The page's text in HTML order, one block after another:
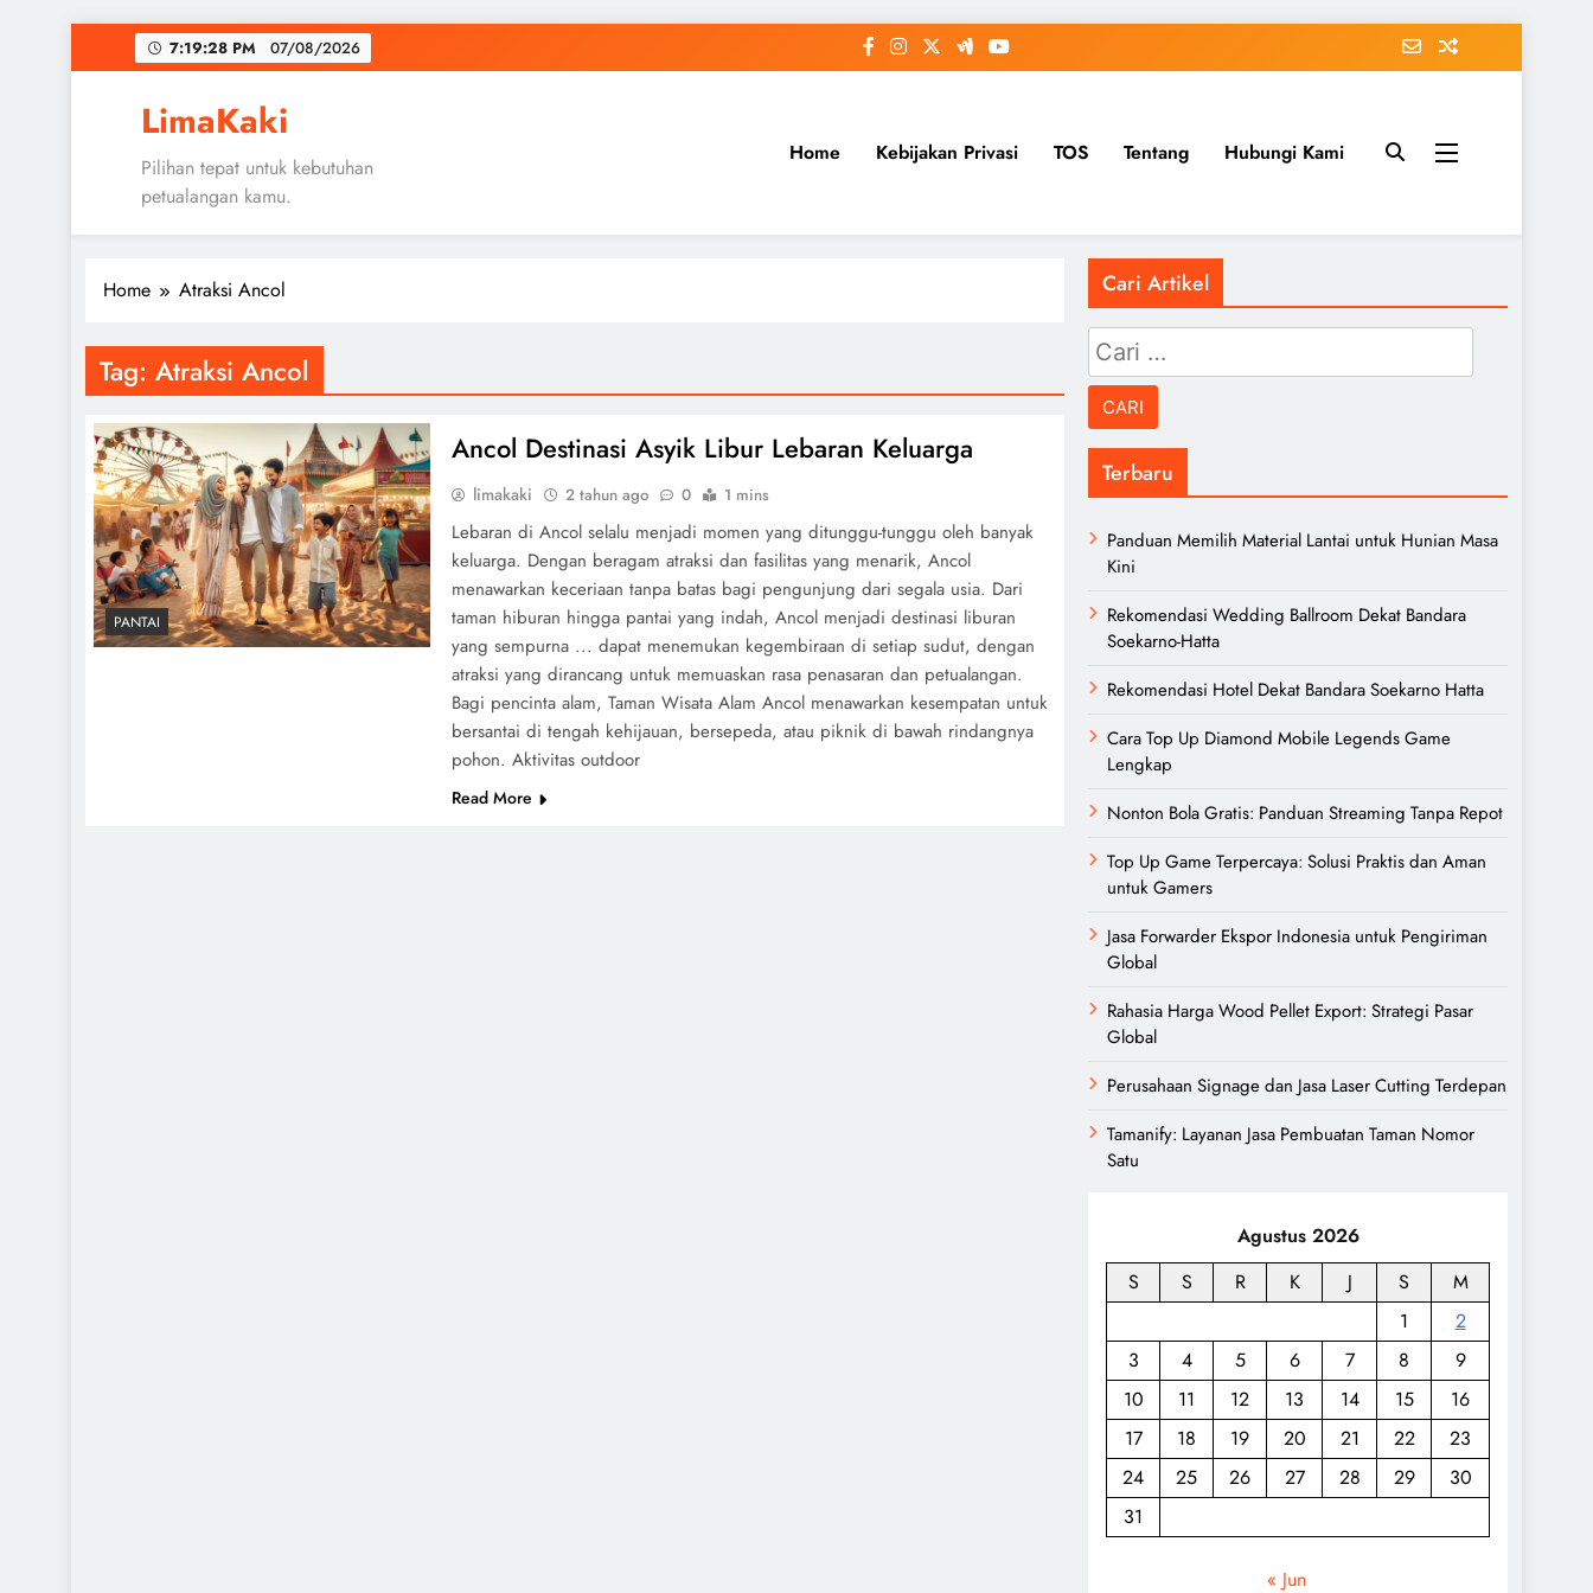
to
7:19:28 PM 07/08/2026
LimaKaki
Pilihan tepat untuk kebutuhan
petualangan kamu.
Home Kebijakan Privasi TOS Tentang Hubungi Kami
Home Atraksi Ancol
Tag: Atraksi Ancol
PANTAI
Ancol Destinasi Asyik Libur Lebaran Keluarga
limakaki 2 tahun ago 0 1 mins
Lebaran di Ancol selalu menjadi momen yang ditunggu-tunggu oleh banyak
keluarga. Dengan beragam atraksi dan fasilitas yang menarik, Ancol
menawarkan keceriaan tanpa batas bagi pengunjung dari segala usia. Dari
taman hiburan hingga pantai yang indah, Ancol menjadi destinasi liburan
yang sempurna ... dapat menemukan kegembiraan di setiap sudut, dengan
atraksi yang dirancang untuk memuaskan rasa penasaran dan petualangan.
Bagi pencinta alam, Taman Wisata Alam Ancol menawarkan kesempatan untuk
bersantai di tengah kehijauan, bersepeda, atau piknik di bawah rindangnya
pohon. Aktivitas outdoor
Read More
Cari Artikel
Cari
untuk:
Terbaru
Panduan Memilih Material Lantai untuk Hunian Masa
Kini
Rekomendasi Wedding Ballroom Dekat Bandara
Soekarno-Hatta
Rekomendasi Hotel Dekat Bandara Soekarno Hatta
Cara Top Up Diamond Mobile Legends Game
Lengkap
Nonton Bola Gratis: Panduan Streaming Tanpa Repot
Top Up Game Terpercaya: Solusi Praktis dan Aman
untuk Gamers
Jasa Forwarder Ekspor Indonesia untuk Pengiriman
Global
Rahasia Harga Wood Pellet Export: Strategi Pasar
Global
Perusahaan Signage dan Jasa Laser Cutting Terdepan
Tamanify: Layanan Jasa Pembuatan Taman Nomor
Satu
Agustus 2026
S
S R K J S
M
1
2
3
4 5 6 7 8
9
10
11 12 13 14 15
16
17
18 19 20 21 22
23
24
25 26 27 28 29
30
31
« Jun